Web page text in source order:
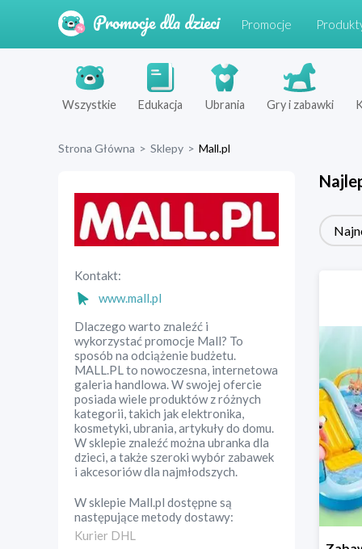
Promocje
Wszystkie Edukacja Ubrania Gry i zabawki
Strona Główna > Sklepy > Mall.pl
Kontakt:
www.mall.pl
Dlaczego warto znaleźć i
wykorzystać promocje Mall? To
sposób na odciążenie budżetu.
MALL.PL to nowoczesna, internetowa
galeria handlowa. W swojej ofercie
posiada wiele produktów z różnych
kategorii, takich jak elektronika,
kosmetyki, ubrania, artykuły do domu.
W sklepie znaleźć można ubranka dla
dzieci, a także szeroki wybór zabawek
i akcesoriów dla najmłodszych.
W sklepie Mall.pl dostępne są
następujące metody dostawy:
Kurier DHL